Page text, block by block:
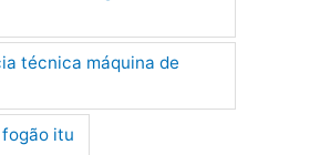
técnica máquina de
itu